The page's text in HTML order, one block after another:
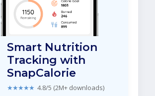
Smart Nutrition
Tracking with
SnapCalorie
★★★★★ 4.8/5 (2M+ downloads)